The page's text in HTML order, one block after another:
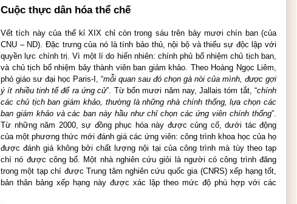
Cuộc thực dân hóa thể chế
Vết tích này của thế kỉ XIX chỉ còn trong sáu trên bảy mươi chín ban (của
CNU – ND). Đặc trưng của nó là tính bảo thủ, nội bộ và thiếu sự độc lập với
quyền lực chính trị. Vì một lí do hiển nhiên: chính phủ bổ nhiệm chủ tịch ban,
và chủ tịch bổ nhiệm bảy thành viên ban giám khảo. Theo Hoàng Ngọc Liêm,
phó giáo sư đại học Paris-I, “mỗi quan sau đó chọn gà nòi của mình, được gợi
ý ít nhiều tinh tế để ra ứng cử”. Từ bốn mươi năm nay, Jallais tóm tắt, “chính
các chủ tịch ban giám khảo, thường là những nhà chính thống, lựa chọn các
ban giám khảo và các ban này hầu như chỉ chọn các ứng viên chính thống”.
Từ những năm 2000, sự đồng phục hóa này được củng cố, dưới tác động
của một phương thức mới đánh giá các ứng viên: công trình khoa học của họ
được đánh giá không bởi chất lượng nội tại của công trình mà tùy theo tạp
chí nó được công bố. Một nhà nghiên cứu giỏi là người có công trình đăng
trong một tạp chí được Trung tâm nghiên cứu quốc gia (CNRS) xếp hạng tốt,
bản thân bảng xếp hạng này được xác lập theo mức độ phù hợp với các